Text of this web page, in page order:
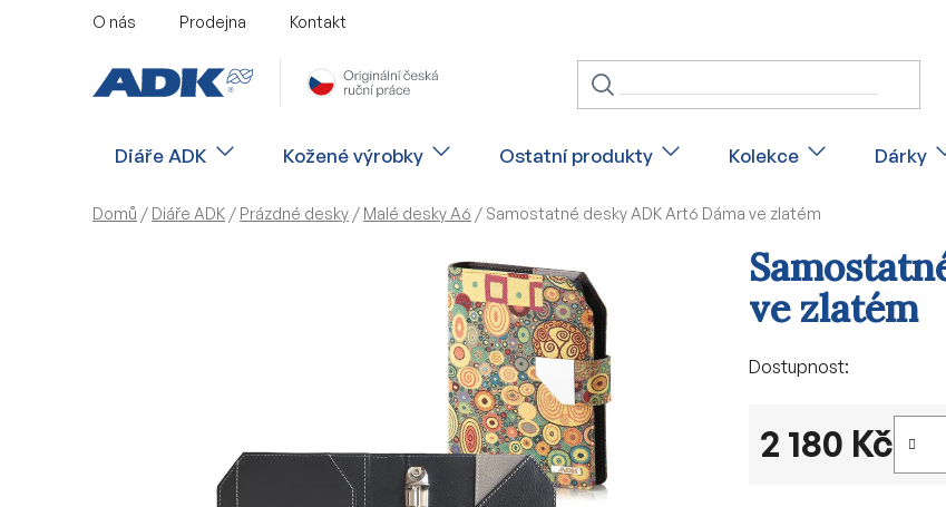
O nás Prodejna Kontakt
Diáře ADK Kožené výrobky Ostatní produkty Kolekce Dárky
Domů / Diáře ADK / Prázdné desky / Malé desky A6 / Samostatné desky ADK Art6 Dáma ve zlatém
ve zlatém
Dostupnost
2 180 Kč